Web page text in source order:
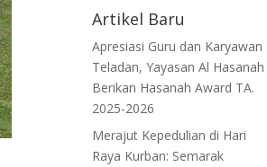
Artikel Baru
Apresiasi Guru dan Karyawan
Teladan, Yayasan Al Hasanah
Berikan Hasanah Award TA.
2025-2026
Merajut Kepedulian di Hari
Raya Kurban: Semarak